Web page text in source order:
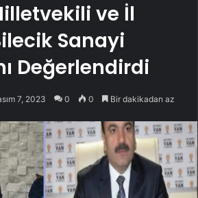
ve İl
Sanayi
Değerlendirdi
7, 2023 0 0 Bir dakikadan az